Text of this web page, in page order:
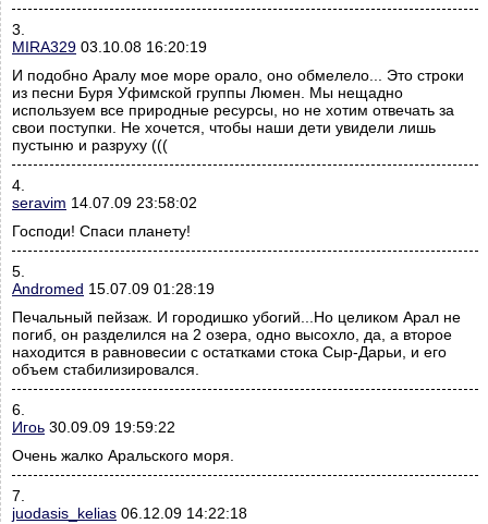
3.
MIRA329 03.10.08 16:20:19
И подобно Аралу мое море орало, оно обмелело... Это строки
из песни Буря Уфимской группы Люмен. Мы нещадно
используем все природные ресурсы, но не хотим отвечать за
свои поступки. Не хочется, чтобы наши дети увидели лишь
пустыню и разруху (((
4.
seravim 14.07.09 23:58:02
Господи! Спаси планету!
5.
Andromed 15.07.09 01:28:19
Печальный пейзаж. И городишко убогий...Но целиком Арал не
погиб, он разделился на 2 озера, одно высохло, да, а второе
находится в равновесии с остатками стока Сыр-Дарьи, и его
объем стабилизировался.
6.
Игоь 30.09.09 19:59:22
Очень жалко Аральского моря.
7.
juodasis_kelias 06.12.09 14:22:18